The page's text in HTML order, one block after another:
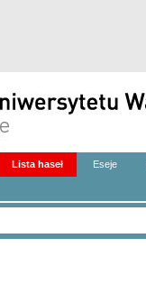
Lista haseł Eseje